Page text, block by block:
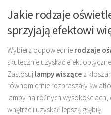
Jakie rodzaje
sprzyjają efektowi
Wybierz odpowiednie rodzaje
skutecznie uzyskać efekt
Zastosuj lampy wiszące z
równomiernie rozpraszały
lampy na różnych wysokościach,
wnętrze i uzyskać lepszą głębię.